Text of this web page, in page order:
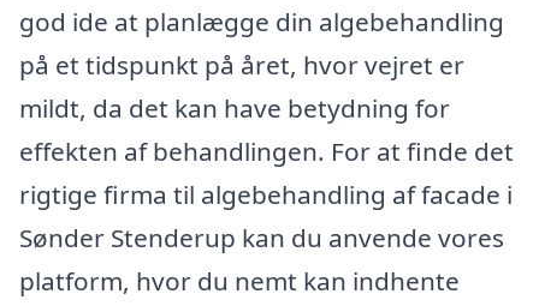
god ide at planlægge din algebehandling
på et tidspunkt på året, hvor vejret er
mildt, da det kan have betydning for
effekten af behandlingen. For at finde det
rigtige firma til algebehandling af facade i
Sønder Stenderup kan du anvende vores
platform, hvor du nemt kan indhente